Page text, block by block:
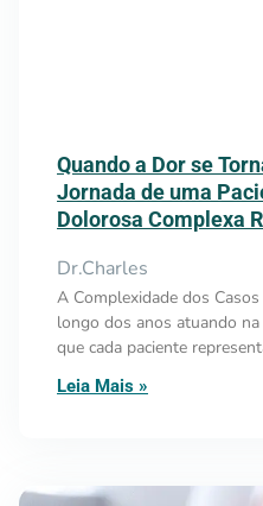
Quando a Dor se
Jornada de uma
Dolorosa Complexa
Dr.Charles
A Complexidade dos
longo dos anos atuando
que cada paciente
Leia Mais »